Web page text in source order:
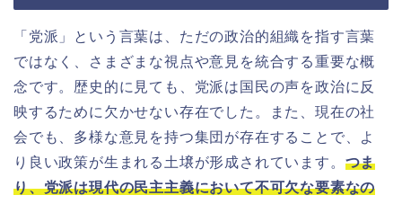
「党派」という言葉は、ただの政治的組織を指す言葉
ではなく、さまざまな視点や意見を統合する重要な概
念です。歴史的に見ても、党派は国民の声を政治に反
映するために欠かせない存在でした。また、現在の社
会でも、多様な意見を持つ集団が存在することで、よ
り良い政策が生まれる土壌が形成されています。 つま
り、党派は現代の民主主義において不可欠な要素なの